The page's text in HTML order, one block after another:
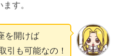
す。
を開けば
引も可能なの！